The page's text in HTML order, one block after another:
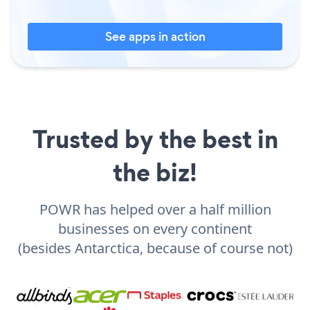
See apps in action
Trusted by the best in
the biz!
POWR has helped over a half million
businesses on every continent
(besides Antarctica, because of course not)